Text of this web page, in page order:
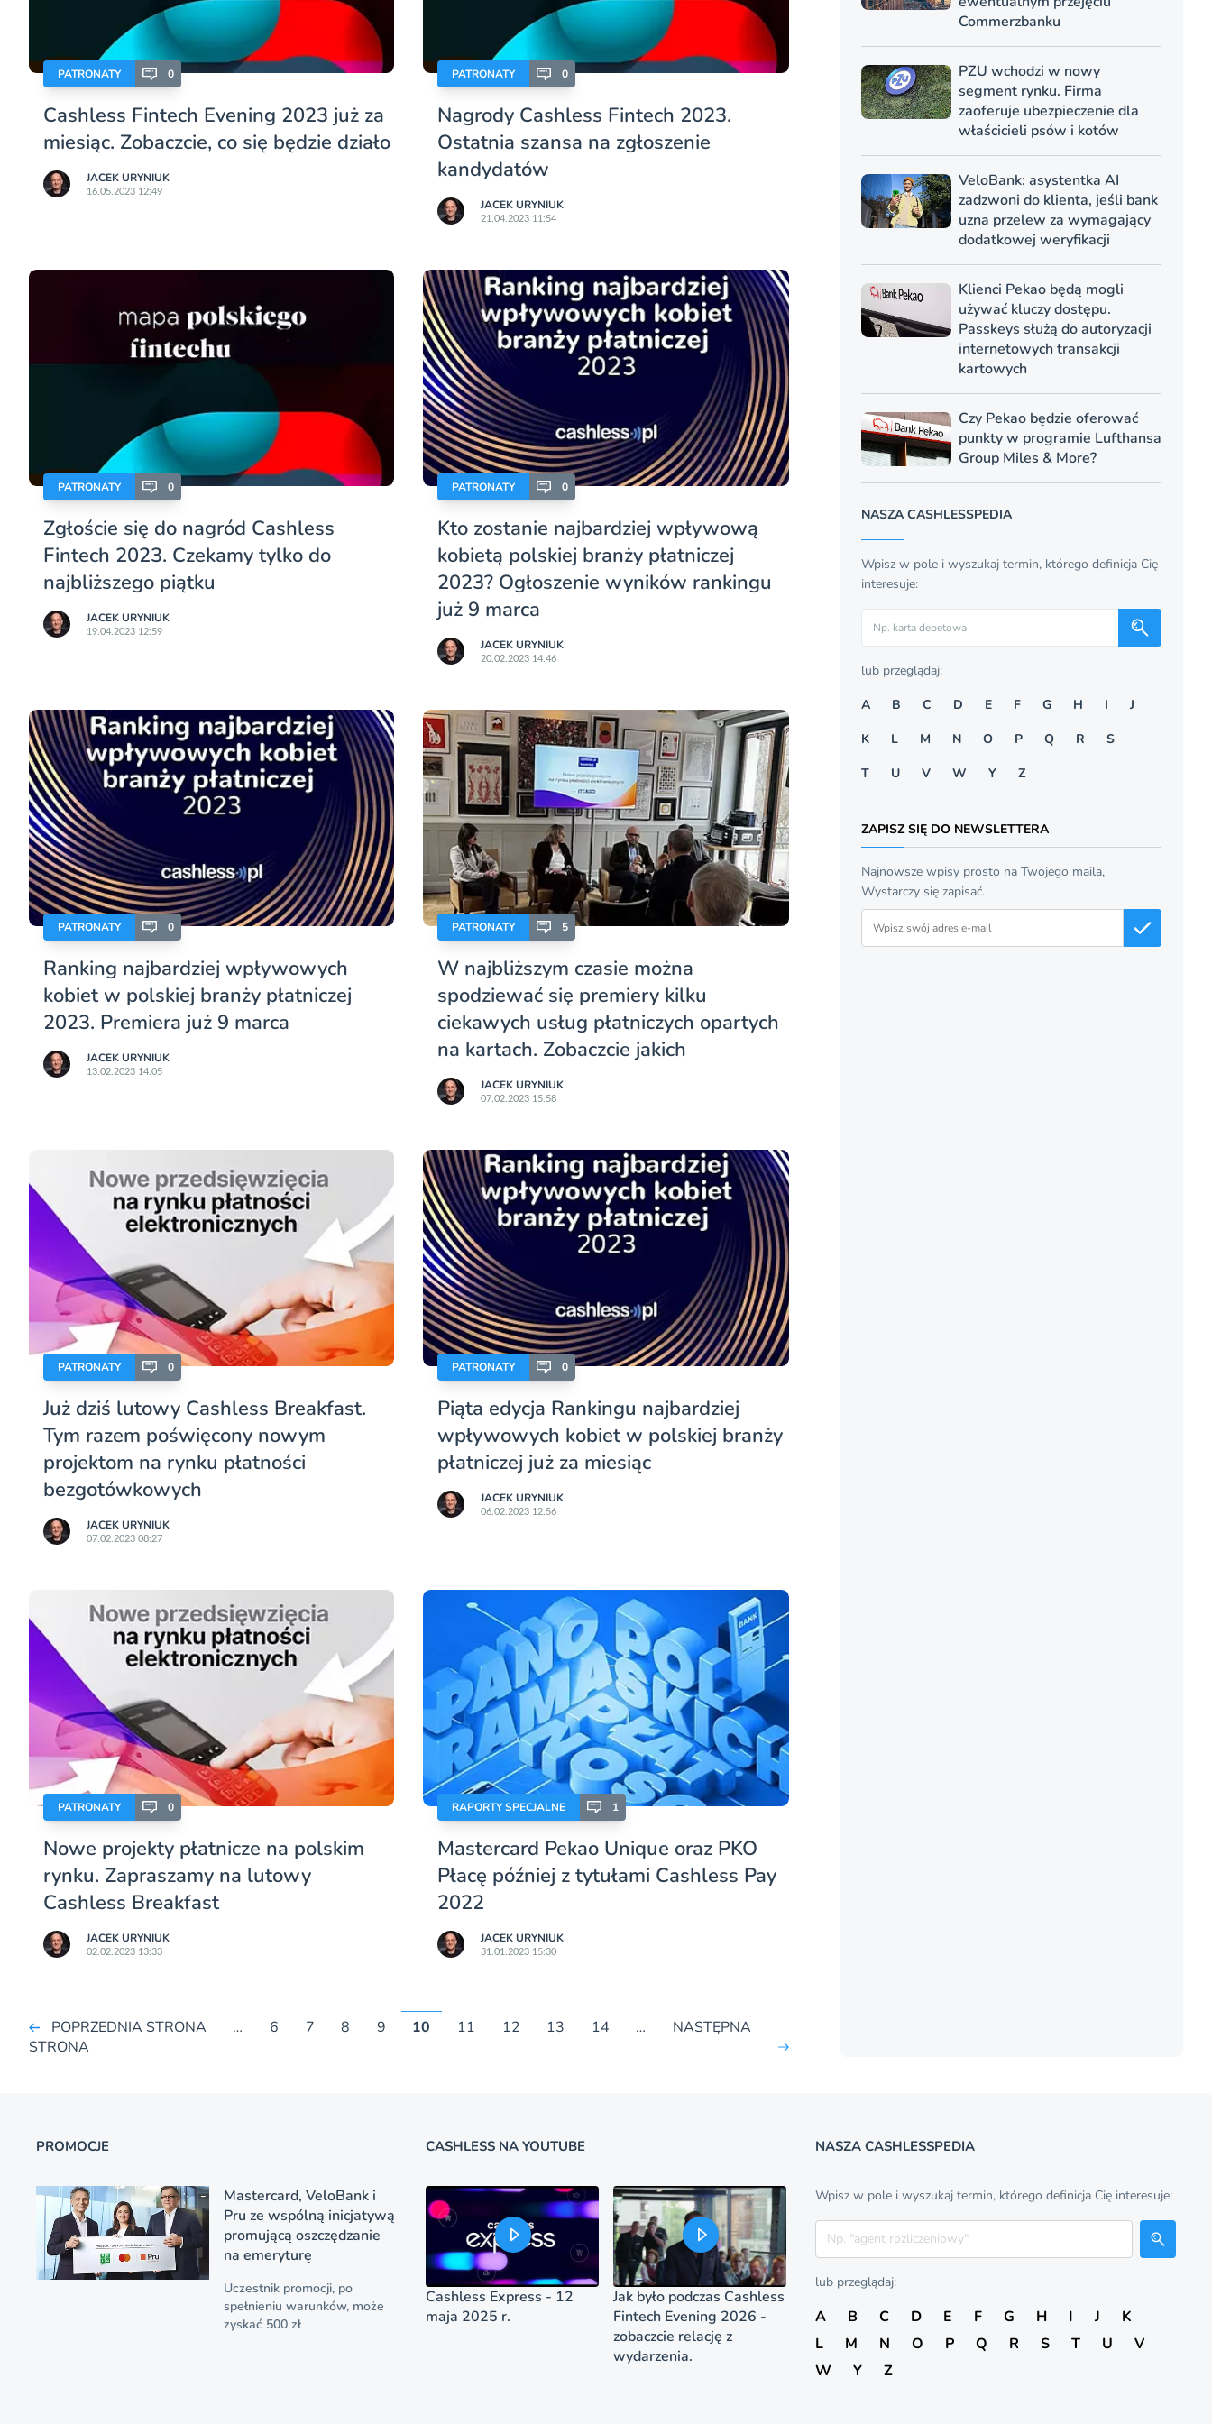
PATRONATY 0
Cashless Fintech Evening 2023 już za
miesiąc. Zobaczcie, co się będzie działo
JACEK URYNIUK
16.05.2023 12:49
PATRONATY 0
Nagrody Cashless Fintech 2023.
Ostatnia szansa na zgłoszenie
kandydatów
JACEK URYNIUK
21.04.2023 11:54
PATRONATY 0
Zgłoście się do nagród Cashless
Fintech 2023. Czekamy tylko do
najbliższego piątku
JACEK URYNIUK
19.04.2023 12:59
PATRONATY 0
Kto zostanie najbardziej wpływową
kobietą polskiej branży płatniczej
2023? Ogłoszenie wyników rankingu
już 9 marca
JACEK URYNIUK
20.02.2023 14:46
PATRONATY 0
Ranking najbardziej wpływowych
kobiet w polskiej branży płatniczej
2023. Premiera już 9 marca
JACEK URYNIUK
13.02.2023 14:05
PATRONATY 5
W najbliższym czasie można
spodziewać się premiery kilku
ciekawych usług płatniczych opartych
na kartach. Zobaczcie jakich
JACEK URYNIUK
07.02.2023 15:58
PATRONATY 0
Już dziś lutowy Cashless Breakfast.
Tym razem poświęcony nowym
projektom na rynku płatności
bezgotówkowych
JACEK URYNIUK
07.02.2023 08:27
PATRONATY 0
Piąta edycja Rankingu najbardziej
wpływowych kobiet w polskiej branży
płatniczej już za miesiąc
JACEK URYNIUK
06.02.2023 12:56
PATRONATY 0
Nowe projekty płatnicze na polskim
rynku. Zapraszamy na lutowy
Cashless Breakfast
JACEK URYNIUK
02.02.2023 13:33
RAPORTY SPECJALNE 1
Mastercard Pekao Unique oraz PKO
Płacę później z tytułami Cashless Pay
2022
JACEK URYNIUK
31.01.2023 15:30
POPRZEDNIA STRONA … 6 7 8 9 10 11 12 13 14 …
NASTĘPNA
STRONA
Commerzbanku
PZU wchodzi w nowy
segment rynku. Firma
zaoferuje ubezpieczenie dla
właścicieli psów i kotów
VeloBank: asystentka AI
zadzwoni do klienta, jeśli bank
uzna przelew za wymagający
dodatkowej weryfikacji
Klienci Pekao będą mogli
używać kluczy dostępu.
Passkeys służą do autoryzacji
internetowych transakcji
kartowych
Czy Pekao będzie oferować
punkty w programie Lufthansa
Group Miles & More?
NASZA CASHLESSPEDIA
Wpisz w pole i wyszukaj termin, którego definicja Cię
interesuje:
lub przeglądaj:
A
B C D E F G H I
J
K
L M N O P Q R
S
T
U V W Y Z
ZAPISZ SIĘ DO NEWSLETTERA
Najnowsze wpisy prosto na Twojego maila,
Wystarczy się zapisać.
PROMOCJE
Mastercard, VeloBank i
Pru ze wspólną inicjatywą
promującą oszczędzanie
na emeryturę
Uczestnik promocji, po
spełnieniu warunków, może
zyskać 500 zł
CASHLESS NA YOUTUBE
Cashless Express - 12
maja 2025 r.
Jak było podczas Cashless
Fintech Evening 2026 -
zobaczcie relację z
wydarzenia.
NASZA CASHLESSPEDIA
Wpisz w pole i wyszukaj termin, którego definicja Cię interesuje:
Szukaj
lub przeglądaj:
A B C D E F G H I J
K
L
M N O P Q R S T U
V
W
Y Z